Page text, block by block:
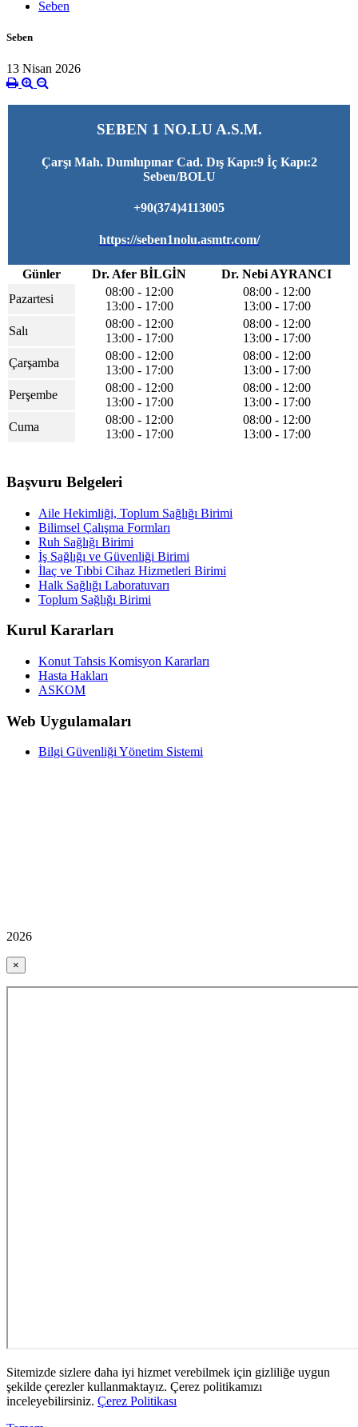
Seben
Seben
13 Nisan 2026
SEBEN 1 NO.LU A.S.M.
Çarşı Mah. Dumlupınar Cad. Dış Kapı:9 İç Kapı:2
Seben/BOLU
+90(374)4113005
https://seben1nolu.asmtr.com/
Günler Dr. Afer BİLGİN
Dr. Nebi AYRANCI
Pazartesi
08:00 - 12:00
13:00 - 17:00
08:00 - 12:00
13:00 - 17:00
Salı
08:00 - 12:00
13:00 - 17:00
08:00 - 12:00
13:00 - 17:00
Çarşamba
08:00 - 12:00
13:00 - 17:00
08:00 - 12:00
13:00 - 17:00
Perşembe
08:00 - 12:00
13:00 - 17:00
08:00 - 12:00
13:00 - 17:00
Cuma
08:00 - 12:00
13:00 - 17:00
08:00 - 12:00
13:00 - 17:00
Başvuru Belgeleri
Aile Hekimliği, Toplum Sağlığı Birimi
Bilimsel Çalışma Formları
Ruh Sağlığı Birimi
İş Sağlığı ve Güvenliği Birimi
İlaç ve Tıbbi Cihaz Hizmetleri Birimi
Halk Sağlığı Laboratuvarı
Toplum Sağlığı Birimi
Kurul Kararları
Konut Tahsis Komisyon Kararları
Hasta Hakları
ASKOM
Web Uygulamaları
Bilgi Güvenliği Yönetim Sistemi
2026
×
Sitemizde sizlere daha iyi hizmet verebilmek için gizliliğe uygun
şekilde çerezler kullanmaktayız. Çerez politikamızı
inceleyebilirsiniz. Çerez Politikası